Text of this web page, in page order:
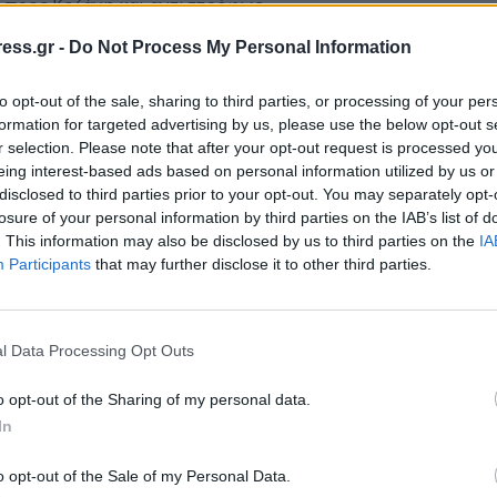
- Do Not Process My Personal Information
opt-out of the sale, sharing to third parties, or processing of your
for targeted advertising by us, please use the below opt-out
selection. Please note that after your opt-out request is processed
interest-based ads based on personal information utilized by us
to third parties prior to your opt-out. You may separately
of your personal information by third parties on the IAB’s list of
This information may also be disclosed by us to third parties on the
Participants that may further disclose it to other third parties.
Data Processing Opt Outs
opt-out of the Sharing of my personal data.
opt-out of the Sale of my Personal Data.
Κοζάνη και αντιστρόφως.
οδού Λάρισας – Κοζάνης, Ελασσόνας,
αντιστρόφως.
(Αθήνα – Θεσσαλονίκη) και από κόμβο με Εγνατία
οχλμ της Εθνικής Οδού Κοζάνης – Λάρισας
αντιστρόφως.
Τριγωνικού (39οχλμ της Εθνικής Οδού
Επαρχιακή οδό Κοζάνης –Ρυμνίου και
Οδός Αγίου Αθανασίου, Δημοτική Οδός Αιανού,
εισόδου πόλεως Κοζάνης- Βατερό- Ενωτική
οδικό δίκτυο Ρύμνιο-Καισαρειά- Διασταύρωση